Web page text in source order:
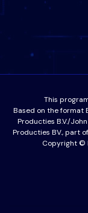
This
Based on the format
Producties B.V./
Producties BV., part
Copyright ©